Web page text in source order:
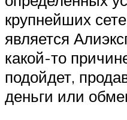
крупнейших
является
какой-то
подойдет,
деньги или